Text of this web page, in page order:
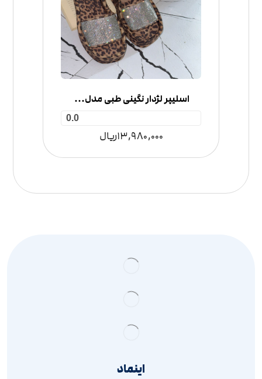
اسلیپر لژدار نگینی طبی مدل لژ ساتن
0.0
13,980,000ریال
اینماد